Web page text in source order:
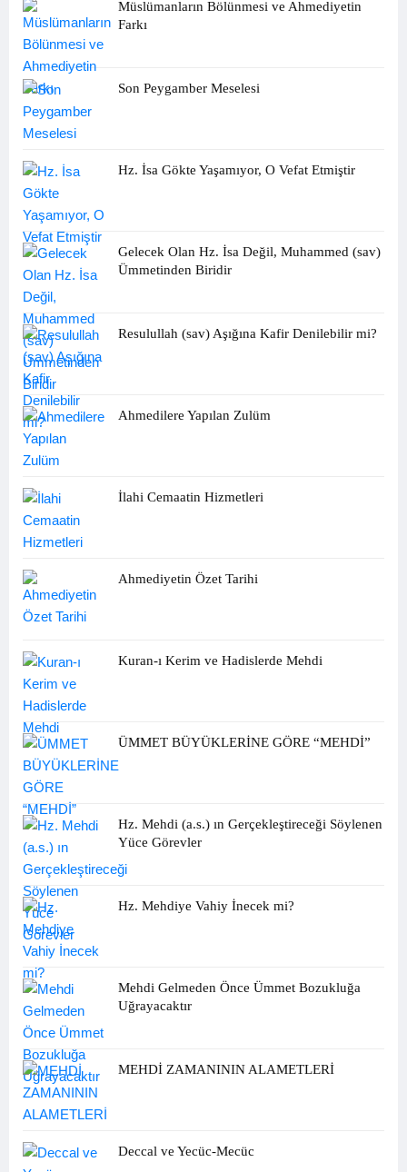
Müslümanların Bölünmesi ve Ahmediyetin
Farkı
Son Peygamber Meselesi
Hz. İsa Gökte Yaşamıyor, O Vefat Etmiştir
Gelecek Olan Hz. İsa Değil, Muhammed (sav)
Ümmetinden Biridir
Resulullah (sav) Aşığına Kafir Denilebilir mi?
Ahmedilere Yapılan Zulüm
İlahi Cemaatin Hizmetleri
Ahmediyetin Özet Tarihi
Kuran-ı Kerim ve Hadislerde Mehdi
ÜMMET BÜYÜKLERİNE GÖRE “MEHDİ”
Hz. Mehdi (a.s.) ın Gerçekleştireceği Söylenen
Yüce Görevler
Hz. Mehdiye Vahiy İnecek mi?
Mehdi Gelmeden Önce Ümmet Bozukluğa
Uğrayacaktır
MEHDİ ZAMANININ ALAMETLERİ
Deccal ve Yecüc-Mecüc